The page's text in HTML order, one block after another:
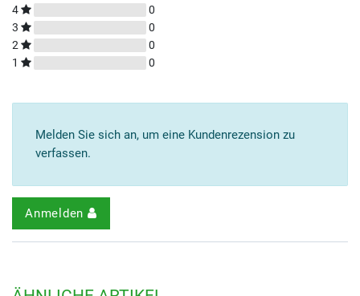
4
0
3
0
2
0
1
0
Melden Sie sich an, um eine Kundenrezension zu
verfassen.
Anmelden